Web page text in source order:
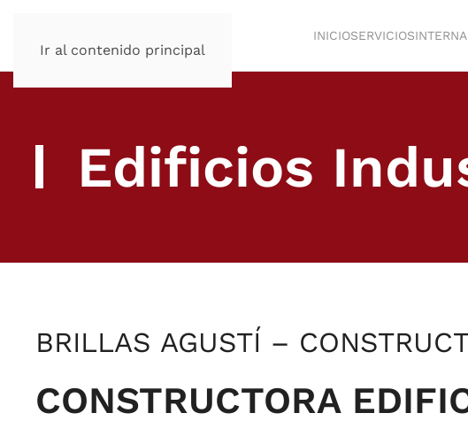
Ir al contenido principal
INICIOSERVICIOS
Edificios
BRILLAS AGUSTÍ –
CONSTRUCTORA